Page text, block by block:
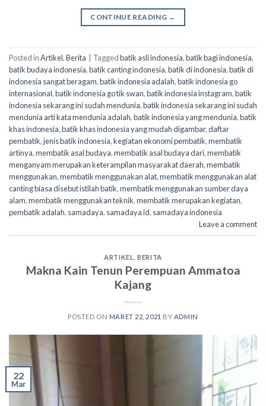
CONTINUE READING →
Posted inArtikel,Berita Taggedbatik asli indonesia,batik bagi indonesia,
batik budaya indonesia,batik canting indonesia,batik di indonesia,batik di
indonesia sangat beragam,batik indonesia adalah,batik indonesia go
internasional,batik indonesia go tik swan,batik indonesia instagram,batik
indonesia sekarang ini sudah mendunia,batik indonesia sekarang ini sudah
mendunia arti kata mendunia adalah,batik indonesia yang mendunia,batik
khas indonesia,batik khas indonesia yang mudah digambar,daftar
pembatik,jenis batik indonesia,kegiatan ekonomi pembatik,membatik
artinya,membatik asal budaya,membatik asal budaya dari,membatik
menganyam merupakan keterampilan masyarakat daerah,membatik
menggunakan,membatik menggunakan alat,membatik menggunakan alat
canting biasa disebut istilah batik,membatik menggunakan sumber daya
alam,membatik menggunakan teknik,membatik merupakan kegiatan,
pembatik adalah, samadaya, samadaya id, samadaya indonesia
Leave a comment
ARTIKEL ,BERITA
Makna Kain Tenun Perempuan Ammatoa
Kajang
POSTED ON MARET 22, 2021 BY ADMIN
22
Mar